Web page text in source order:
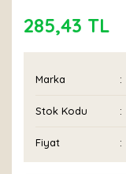
285,43 TL
Marka
Stok Kodu
Fiyat